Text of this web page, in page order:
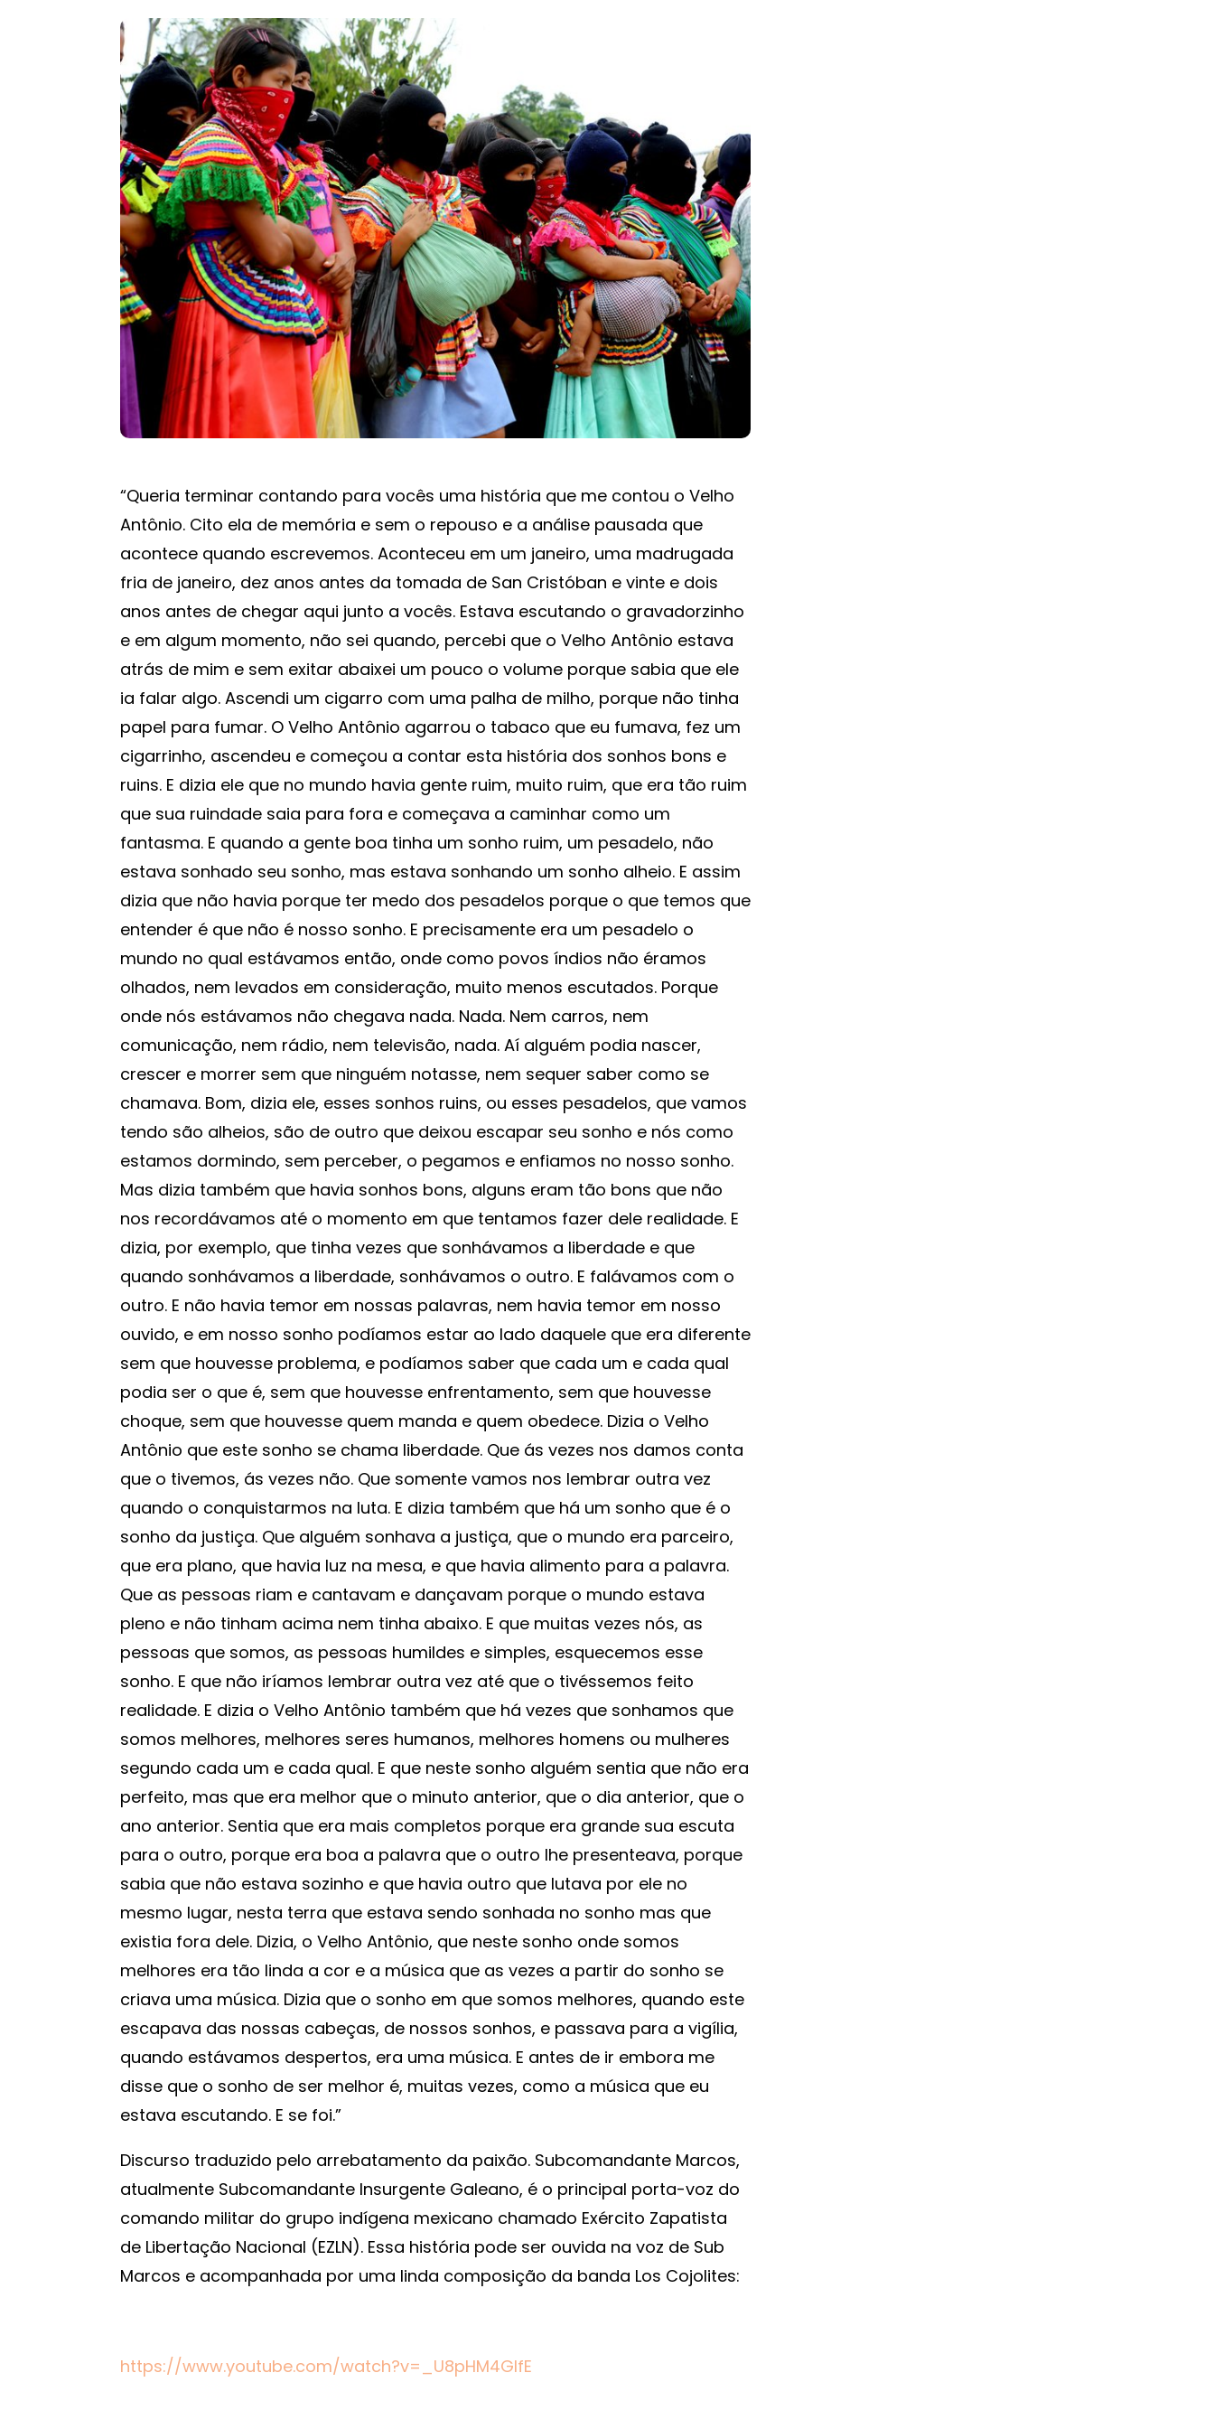
“Queria terminar contando para vocês uma história que me contou o Velho
Antônio. Cito ela de memória e sem o repouso e a análise pausada que
acontece quando escrevemos. Aconteceu em um janeiro, uma madrugada
fria de janeiro, dez anos antes da tomada de San Cristóban e vinte e dois
anos antes de chegar aqui junto a vocês. Estava escutando o gravadorzinho
e em algum momento, não sei quando, percebi que o Velho Antônio estava
atrás de mim e sem exitar abaixei um pouco o volume porque sabia que ele
ia falar algo. Ascendi um cigarro com uma palha de milho, porque não tinha
papel para fumar. O Velho Antônio agarrou o tabaco que eu fumava, fez um
cigarrinho, ascendeu e começou a contar esta história dos sonhos bons e
ruins. E dizia ele que no mundo havia gente ruim, muito ruim, que era tão ruim
que sua ruindade saia para fora e começava a caminhar como um
fantasma. E quando a gente boa tinha um sonho ruim, um pesadelo, não
estava sonhado seu sonho, mas estava sonhando um sonho alheio. E assim
dizia que não havia porque ter medo dos pesadelos porque o que temos que
entender é que não é nosso sonho. E precisamente era um pesadelo o
mundo no qual estávamos então, onde como povos índios não éramos
olhados, nem levados em consideração, muito menos escutados. Porque
onde nós estávamos não chegava nada. Nada. Nem carros, nem
comunicação, nem rádio, nem televisão, nada. Aí alguém podia nascer,
crescer e morrer sem que ninguém notasse, nem sequer saber como se
chamava. Bom, dizia ele, esses sonhos ruins, ou esses pesadelos, que vamos
tendo são alheios, são de outro que deixou escapar seu sonho e nós como
estamos dormindo, sem perceber, o pegamos e enfiamos no nosso sonho.
Mas dizia também que havia sonhos bons, alguns eram tão bons que não
nos recordávamos até o momento em que tentamos fazer dele realidade. E
dizia, por exemplo, que tinha vezes que sonhávamos a liberdade e que
quando sonhávamos a liberdade, sonhávamos o outro. E falávamos com o
outro. E não havia temor em nossas palavras, nem havia temor em nosso
ouvido, e em nosso sonho podíamos estar ao lado daquele que era diferente
sem que houvesse problema, e podíamos saber que cada um e cada qual
podia ser o que é, sem que houvesse enfrentamento, sem que houvesse
choque, sem que houvesse quem manda e quem obedece. Dizia o Velho
Antônio que este sonho se chama liberdade. Que ás vezes nos damos conta
que o tivemos, ás vezes não. Que somente vamos nos lembrar outra vez
quando o conquistarmos na luta. E dizia também que há um sonho que é o
sonho da justiça. Que alguém sonhava a justiça, que o mundo era parceiro,
que era plano, que havia luz na mesa, e que havia alimento para a palavra.
Que as pessoas riam e cantavam e dançavam porque o mundo estava
pleno e não tinham acima nem tinha abaixo. E que muitas vezes nós, as
pessoas que somos, as pessoas humildes e simples, esquecemos esse
sonho. E que não iríamos lembrar outra vez até que o tivéssemos feito
realidade. E dizia o Velho Antônio também que há vezes que sonhamos que
somos melhores, melhores seres humanos, melhores homens ou mulheres
segundo cada um e cada qual. E que neste sonho alguém sentia que não era
perfeito, mas que era melhor que o minuto anterior, que o dia anterior, que o
ano anterior. Sentia que era mais completos porque era grande sua escuta
para o outro, porque era boa a palavra que o outro lhe presenteava, porque
sabia que não estava sozinho e que havia outro que lutava por ele no
mesmo lugar, nesta terra que estava sendo sonhada no sonho mas que
existia fora dele. Dizia, o Velho Antônio, que neste sonho onde somos
melhores era tão linda a cor e a música que as vezes a partir do sonho se
criava uma música. Dizia que o sonho em que somos melhores, quando este
escapava das nossas cabeças, de nossos sonhos, e passava para a vigília,
quando estávamos despertos, era uma música. E antes de ir embora me
disse que o sonho de ser melhor é, muitas vezes, como a música que eu
estava escutando. E se foi.”
Discurso traduzido pelo arrebatamento da paixão. Subcomandante Marcos,
atualmente Subcomandante Insurgente Galeano, é o principal porta-voz do
comando militar do grupo indígena mexicano chamado Exército Zapatista
de Libertação Nacional (EZLN). Essa história pode ser ouvida na voz de Sub
Marcos e acompanhada por uma linda composição da banda Los Cojolites:
https://www.youtube.com/watch?v=_U8pHM4GlfE